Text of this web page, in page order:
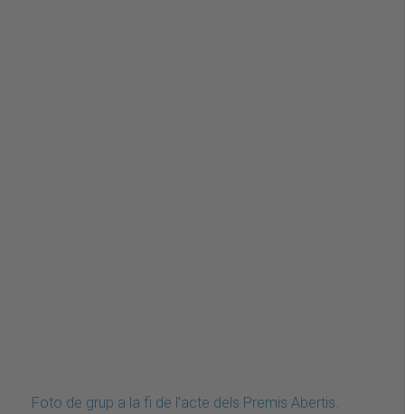
Foto de grup a la fi de l'acte dels Premis Abertis.